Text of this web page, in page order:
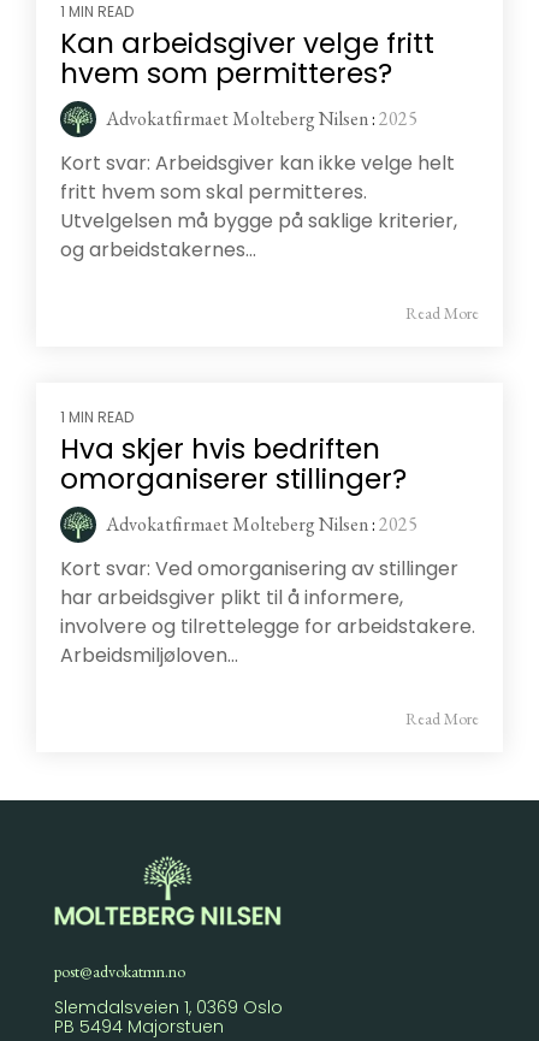
1 MIN READ
Kan arbeidsgiver velge fritt
hvem som permitteres?
Advokatfirmaet Molteberg Nilsen:2025
Kort svar: Arbeidsgiver kan ikke velge helt
fritt hvem som skal permitteres.
Utvelgelsen må bygge på saklige kriterier,
og arbeidstakernes...
Read More
1 MIN READ
Hva skjer hvis bedriften
omorganiserer stillinger?
Advokatfirmaet Molteberg Nilsen:2025
Kort svar: Ved omorganisering av stillinger
har arbeidsgiver plikt til å informere,
involvere og tilrettelegge for arbeidstakere.
Arbeidsmiljøloven...
Read More
post@advokatmn.no
Slemdalsveien 1, 0369 Oslo
PB 5494 Majorstuen